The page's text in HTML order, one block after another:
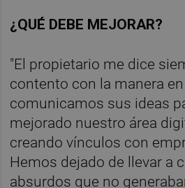
¿QUÉ DEBE MEJORAR?
"El propietario me dice
contento con la manera
comunicamos sus ideas
mejorado nuestro área
creando vínculos con
Hemos dejado de llevar a
absurdos que no